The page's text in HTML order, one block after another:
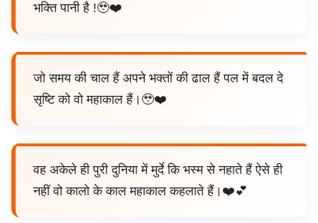
भक्ति पानी है !🥹❤️
जो समय की चाल हैं अपने भक्तों की ढाल हैं पल में बदल दे
सृष्टि को वो महाकाल हैं।🥹❤️
वह अकेले ही पुरी दुनिया में मुर्दे कि भस्म से नहाते हैं ऐसे ही
नहीं वो कालो के काल महाकाल कहलाते हैं।❤️💕